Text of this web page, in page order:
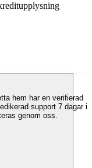
hem har en verifierad
support 7 dagar i
genom oss.